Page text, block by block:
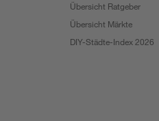
Übersicht Ratgeber
Übersicht Märkte
DIY-Städte-Index 2026